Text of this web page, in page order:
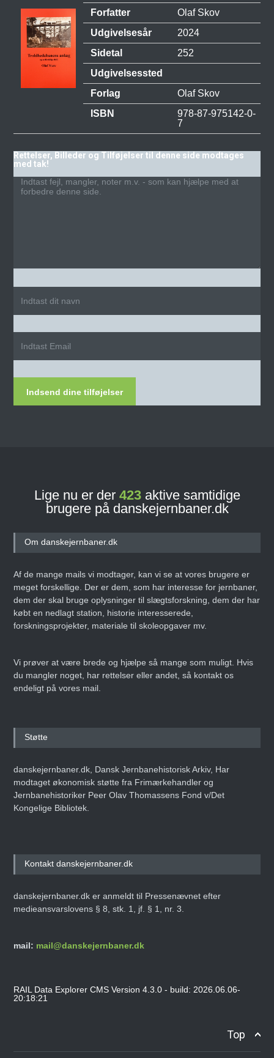
Forfatter
Olaf Skov
Udgivelsesår
2024
Sidetal
252
Udgivelsessted
Forlag
Olaf Skov
ISBN
978-87-975142-0-
7
Rettelser, Billeder og Tilføjelser til denne side modtages
med tak!
Indsend dine tilføjelser
Lige nu er der 423aktive samtidige
brugere på danskejernbaner.dk
Om danskejernbaner.dk
Af de mange mails vi modtager, kan vi se at vores brugere er
meget forskellige. Der er dem, som har interesse for jernbaner,
dem der skal bruge oplysninger til slægtsforskning, dem der har
købt en nedlagt station, historie interesserede,
forskningsprojekter, materiale til skoleopgaver mv.
Vi prøver at være brede og hjælpe så mange som muligt. Hvis
du mangler noget, har rettelser eller andet, så kontakt os
endeligt på vores mail.
Støtte
danskejernbaner.dk, Dansk Jernbanehistorisk Arkiv, Har
modtaget økonomisk støtte fra Frimærkehandler og
Jernbanehistoriker Peer Olav Thomassens Fond v/Det
Kongelige Bibliotek.
Kontakt danskejernbaner.dk
danskejernbaner.dk er anmeldt til Pressenævnet efter
medieansvarslovens § 8, stk. 1, jf. § 1, nr. 3.
mail: mail@danskejernbaner.dk
RAIL Data Explorer CMS Version 4.3.0 - build: 2026.06.06-
20:18:21
Top